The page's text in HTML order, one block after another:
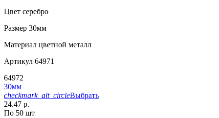
Цвет серебро
Размер 30мм
Материал цветной металл
Артикул 64971
64972
30мм
checkmark_alt_circleВыбрать
24.47 р.
По 50 шт